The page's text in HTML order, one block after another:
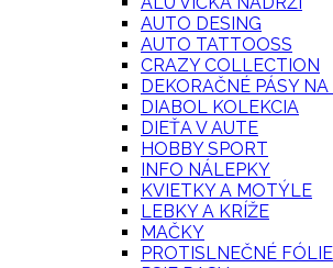
AUTO DESING
AUTO TATTOOSS
CRAZY COLLECTION
DEKORAČNÉ PÁSY
DIABOL KOLEKCIA
DIEŤA V AUTE
HOBBY SPORT
INFO NÁLEPKY
KVIETKY A MOTÝLE
LEBKY A KRÍŽE
MAČKY
PROTISLNEČNÉ FÓLIE